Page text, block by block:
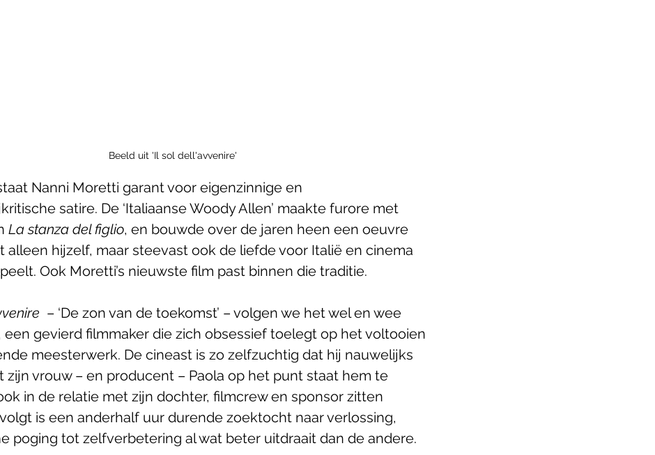
Beeld uit 'Il sol dell'avvenire'
Nanni Moretti garant voor eigenzinnige en
satire. De ‘Italiaanse Woody Allen’ maakte furore met
La stanza del figlio, en bouwde over de jaren heen een oeuvre
alleen hijzelf, maar steevast ook de liefde voor Italië en cinema
Ook Moretti’s nieuwste film past binnen die traditie.
  – ‘De zon van de toekomst’ – volgen we het wel en wee
een gevierd filmmaker die zich obsessief toelegt op het voltooien
meesterwerk. De cineast is zo zelfzuchtig dat hij nauwelijks
zijn vrouw – en producent – Paola op het punt staat hem te
in de relatie met zijn dochter, filmcrew en sponsor zitten
is een anderhalf uur durende zoektocht naar verlossing,
poging tot zelfverbetering al wat beter uitdraait dan de andere.